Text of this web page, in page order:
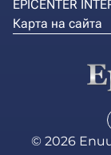
EPICENTER
Карта на сайта
© 2026